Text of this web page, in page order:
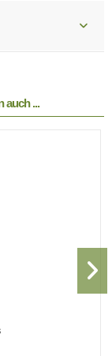
auch ...